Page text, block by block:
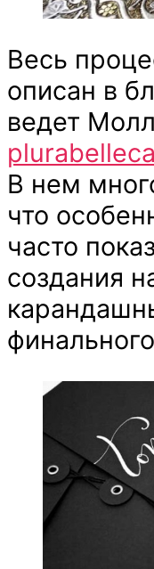
Весь
описан в
ведет
В нем
что
часто
создания